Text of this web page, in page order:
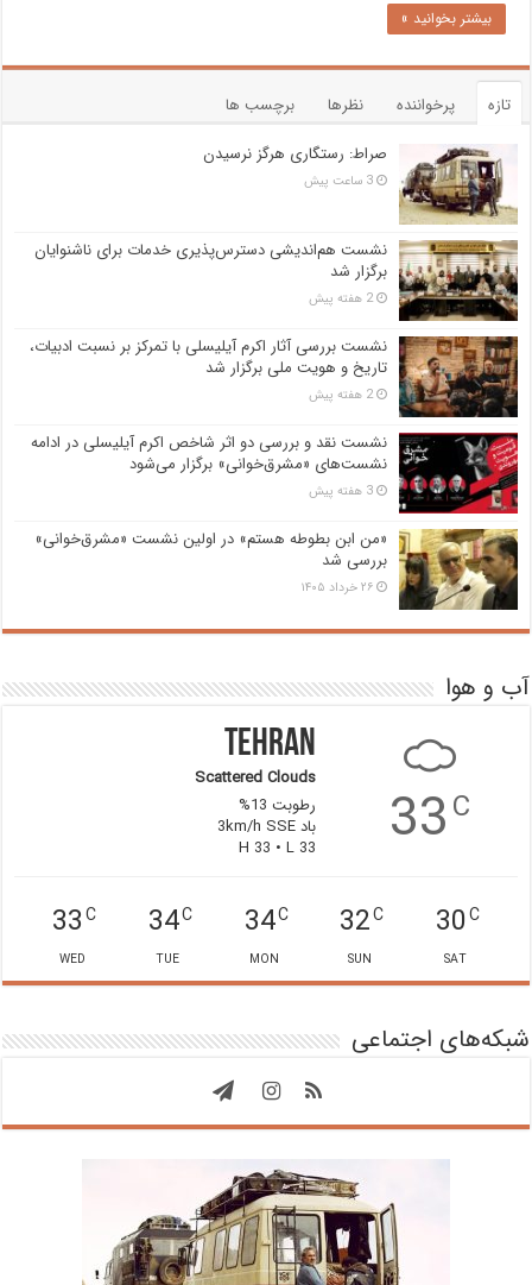
بیشتر بخوانید »
تازه پرخواننده نظرها
برچسب ها
صراط: رستگاری هرگز نرسیدن
3 ساعت پیش
نشست هم‌اندیشی دسترس‌پذیری خدمات برای ناشنوایان
برگزار شد
2 هفته پیش
نشست بررسی آثار اکرم آیلیسلی با تمرکز بر نسبت ادبیات،
تاریخ و هویت ملی برگزار شد
2 هفته پیش
نشست نقد و بررسی دو اثر شاخص اکرم آیلیسلی در ادامه
نشست‌های «مشرق‌خوانی» برگزار می‌شود
3 هفته پیش
«من ابن بطوطه هستم» در اولین نشست «مشرق‌خوانی»
بررسی شد
۲۶ خرداد ۱۴۰۵
آب و هوا
33C
Tehran
Scattered Clouds
رطوبت 13%
باد 3km/h SSE
H 33 • L 33
30C
SAT
32C
SUN
34C
MON
34C
TUE
33C
WED
شبکه‌های اجتماعی